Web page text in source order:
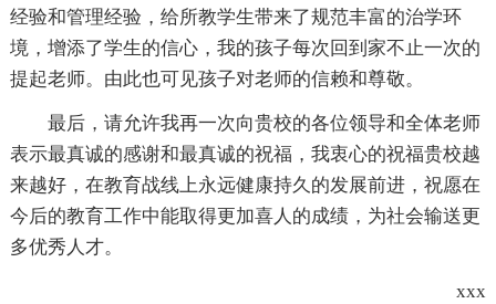
经验和管理经验，给所教学生带来了规范丰富的治学环
境，增添了学生的信心，我的孩子每次回到家不止一次的
提起老师。由此也可见孩子对老师的信赖和尊敬。
最后，请允许我再一次向贵校的各位领导和全体老师
表示最真诚的感谢和最真诚的祝福，我衷心的祝福贵校越
来越好，在教育战线上永远健康持久的发展前进，祝愿在
今后的教育工作中能取得更加喜人的成绩，为社会输送更
多优秀人才。
xxx